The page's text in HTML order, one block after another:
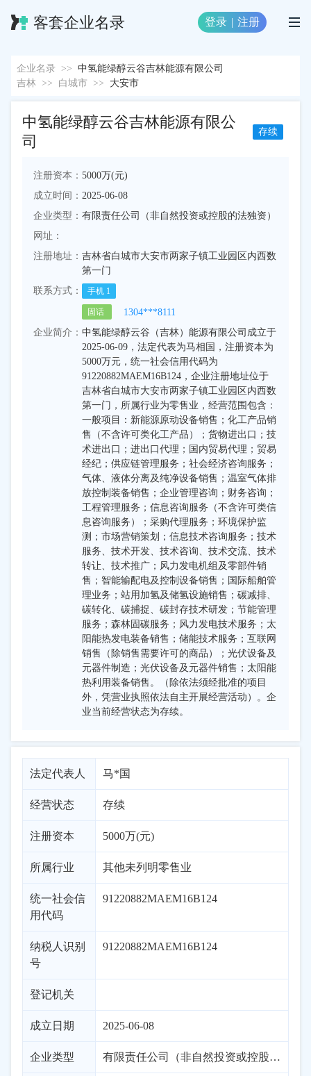
客套企业名录 登录 | 注册
企业名录 >> 中氢能绿醇云谷吉林能源有限公司
吉林 >> 白城市 >> 大安市
中氢能绿醇云谷吉林能源有限公
司
存续
注册资本： 5000万(元)
成立时间： 2025-06-08
企业类型： 有限责任公司（非自然投资或控股的法独资）
网址：
注册地址： 吉林省白城市大安市两家子镇工业园区内西数
第一门
联系方式：
手机 1
固话
1304***8111
企业简介： 中氢能绿醇云谷（吉林）能源有限公司成立于
2025-06-09，法定代表为马相国，注册资本为
5000万元，统一社会信用代码为
91220882MAEM16B124，企业注册地址位于
吉林省白城市大安市两家子镇工业园区内西数
第一门，所属行业为零售业，经营范围包含：
一般项目：新能源原动设备销售；化工产品销
售（不含许可类化工产品）；货物进出口；技
术进出口；进出口代理；国内贸易代理；贸易
经纪；供应链管理服务；社会经济咨询服务；
气体、液体分离及纯净设备销售；温室气体排
放控制装备销售；企业管理咨询；财务咨询；
工程管理服务；信息咨询服务（不含许可类信
息咨询服务）；采购代理服务；环境保护监
测；市场营销策划；信息技术咨询服务；技术
服务、技术开发、技术咨询、技术交流、技术
转让、技术推广；风力发电机组及零部件销
售；智能输配电及控制设备销售；国际船舶管
理业务；站用加氢及储氢设施销售；碳减排、
碳转化、碳捕捉、碳封存技术研发；节能管理
服务；森林固碳服务；风力发电技术服务；太
阳能热发电装备销售；储能技术服务；互联网
销售（除销售需要许可的商品）；光伏设备及
元器件制造；光伏设备及元器件销售；太阳能
热利用装备销售。（除依法须经批准的项目
外，凭营业执照依法自主开展经营活动）。企
业当前经营状态为存续。
法定代表人 马*国
经营状态 存续
注册资本 5000万(元)
所属行业 其他未列明零售业
统一社会信
用代码
91220882MAEM16B124
纳税人识别
号
91220882MAEM16B124
登记机关
成立日期 2025-06-08
企业类型 有限责任公司（非自然投资或控股的法独资）